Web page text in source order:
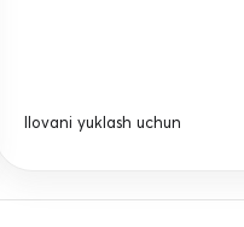
Ilovani yuklash uchun